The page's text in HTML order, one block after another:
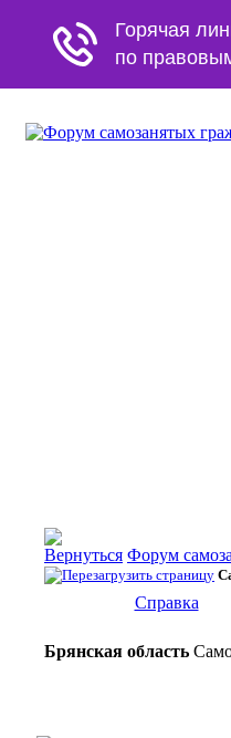
Форум
Справка
Брянская область